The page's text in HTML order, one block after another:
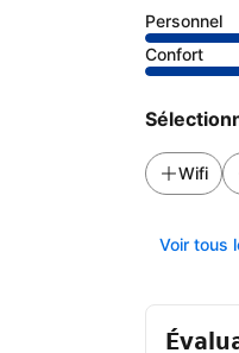
Personnel
Confort
Wifi
Voir tous